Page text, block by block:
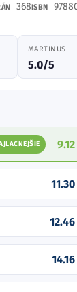
368ISBN
MARTINUS
5.0/5